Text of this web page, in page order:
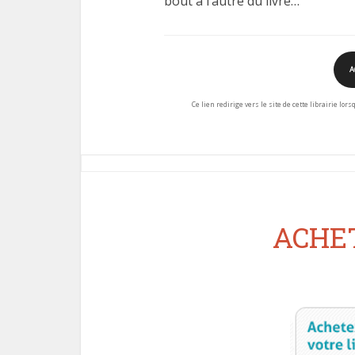
Ce lien redirige vers le site de cette librairie